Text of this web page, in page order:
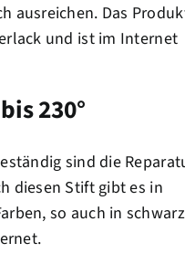
ausreichen. Das
und ist im Internet
230°
sind die
diesen Stift gibt es in
so auch in